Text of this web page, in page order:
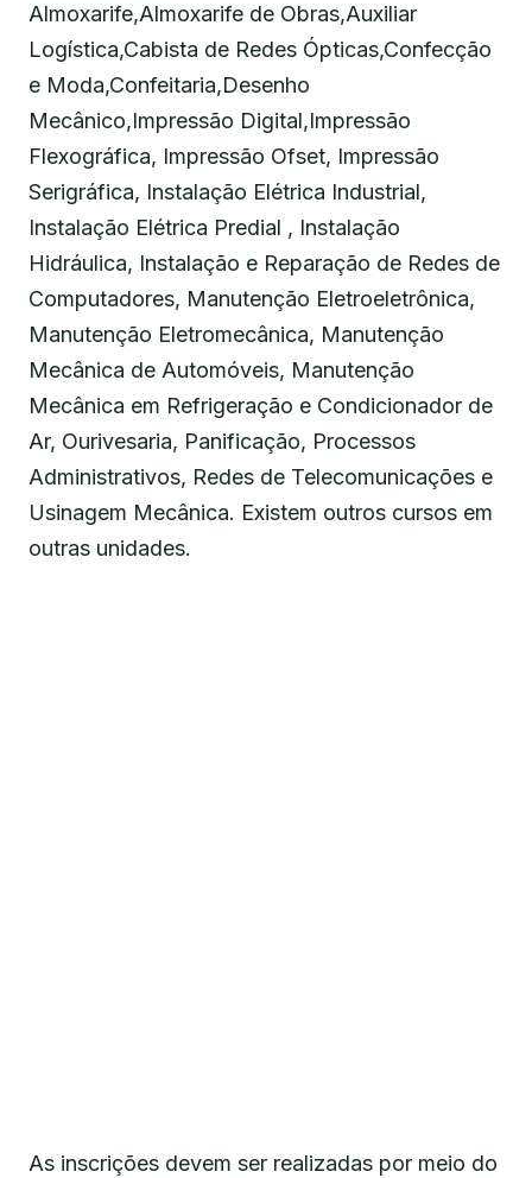
Almoxarife,Almoxarife de Obras,Auxiliar
Logística,Cabista de Redes Ópticas,Confecção
e Moda,Confeitaria,Desenho
Mecânico,Impressão Digital,Impressão
Flexográfica, Impressão Ofset, Impressão
Serigráfica, Instalação Elétrica Industrial,
Instalação Elétrica Predial , Instalação
Hidráulica, Instalação e Reparação de Redes de
Computadores, Manutenção Eletroeletrônica,
Manutenção Eletromecânica, Manutenção
Mecânica de Automóveis, Manutenção
Mecânica em Refrigeração e Condicionador de
Ar, Ourivesaria, Panificação, Processos
Administrativos, Redes de Telecomunicações e
Usinagem Mecânica. Existem outros cursos em
outras unidades.
As inscrições devem ser realizadas por meio do